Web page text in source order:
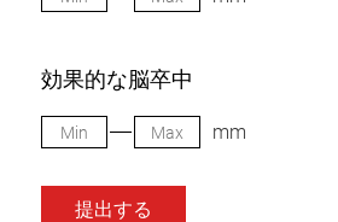
効果的な脳卒中
mm
提出する